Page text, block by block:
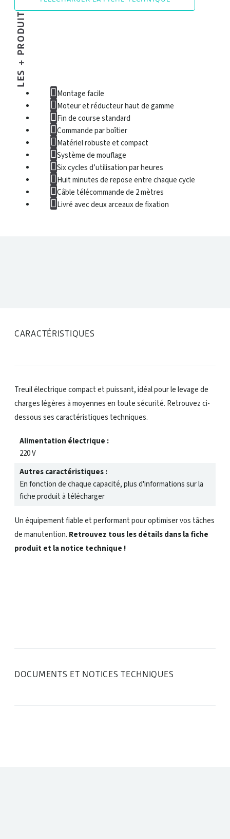
LES + PRODUIT
Montage facile
Moteur et réducteur haut de gamme
Fin de course standard
Commande par boîtier
Matériel robuste et compact
Système de mouflage
Six cycles d’utilisation par heures
Huit minutes de repose entre chaque cycle
Câble télécommande de 2 mètres
Livré avec deux arceaux de fixation
CARACTÉRISTIQUES
Treuil électrique compact et puissant, idéal pour le levage de
charges légères à moyennes en toute sécurité. Retrouvez ci-
dessous ses caractéristiques techniques.
Alimentation électrique :
220 V
Autres caractéristiques :
En fonction de chaque capacité, plus d'informations sur la
fiche produit à télécharger
Un équipement fiable et performant pour optimiser vos tâches
de manutention. Retrouvez tous les détails dans la fiche
produit et la notice technique !
DOCUMENTS ET NOTICES TECHNIQUES